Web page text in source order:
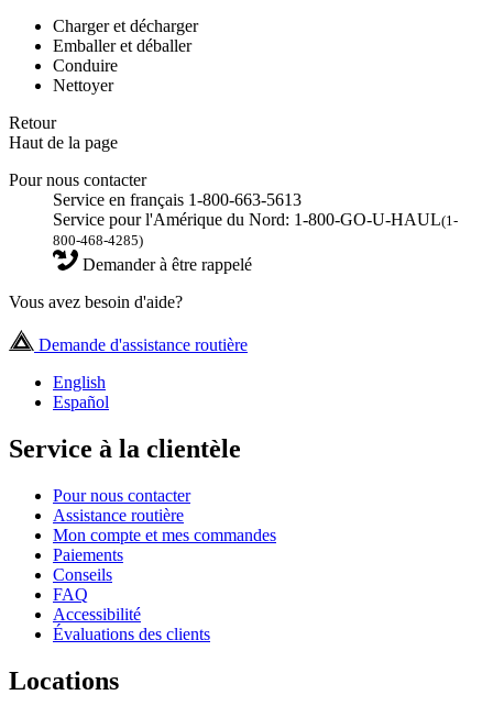
Charger et décharger
Emballer et déballer
Conduire
Nettoyer
Retour
Haut de la page
Pour nous contacter
Service en français 1-800-663-5613
Service pour l'Amérique du Nord: 1-800-GO-U-HAUL(1-
800-468-4285)
Demander à être rappelé
Vous avez besoin d'aide?
Demande d'assistance routière
English
Español
Service à la clientèle
Pour nous contacter
Assistance routière
Mon compte et mes commandes
Paiements
Conseils
FAQ
Accessibilité
Évaluations des clients
Locations